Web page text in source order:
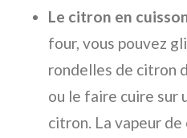
Le citron en
four, vous pouvez
rondelles de citron
ou le faire cuire sur
citron. La vapeur